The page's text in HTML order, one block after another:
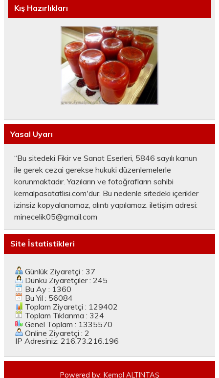
Kış Hazırlıkları
Yasal Uyarı
“Bu sitedeki Fikir ve Sanat Eserleri, 5846 sayılı kanun
ile gerek cezai gerekse hukuki düzenlemelerle
korunmaktadır. Yazıların ve fotoğrafların sahibi
kemalpasatatlisi.com'dur. Bu nedenle sitedeki içerikler
izinsiz kopyalanamaz, alıntı yapılamaz. iletişim adresi:
minecelik05@gmail.com
Site İstatistikleri
Günlük Ziyaretçi : 37
Dünkü Ziyaretçiler : 245
Bu Ay : 1360
Bu Yıl : 56084
Toplam Ziyaretçi : 129402
Toplam Tıklanma : 324
Genel Toplam : 1335570
Online Ziyaretçi : 2
IP Adresiniz: 216.73.216.196
Powered by: Kemal ALTINTAŞ